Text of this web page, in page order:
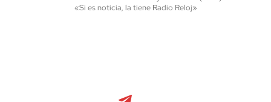
«Si es noticia, la tiene Radio Reloj»